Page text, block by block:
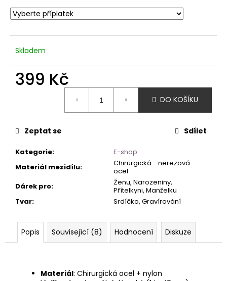
Skladem
399 Kč
DO KOŠÍKU
Kategorie:
E-shop
Materiál mezidílu:
Chirurgická - nerezová
ocel
Dárek pro:
Ženu, Narozeniny,
Přítelkyni, Manželku
Tvar: Srdíčko, Gravírování
Zeptat se Sdílet
Popis Související (8) Hodnocení Diskuze
Materiál: Chirurgická ocel + nylon